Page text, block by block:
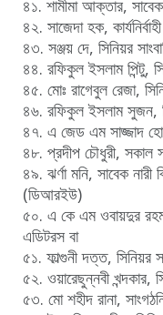
৪১. শামীমা আক্তার, সাবেক
৪২. সাজেদা হক,
৪৩. সঞ্জয় দে, সিনিয়র
৪৪. রফিকুল ইসলাম পিন্টু,
৪৫. মোঃ রাগেবুল রেজা,
৪৬. রফিকুল ইসলাম সুজন,
৪৭. এ জেড এম সাজ্জাদ
৪৮. প্রদীপ চৌধুরী, সকাল
৪৯. ঝর্ণা মনি, সাবেক নারী
(ডিআরইউ)
৫০. এ কে এম ওবায়দুর
এডিটরস বা
৫১. ফাল্গুনী দত্ত, সিনিয়র
৫২. ওয়ারেছুন্নবী খন্দকার,
৫৩. মো শহীদ রানা,